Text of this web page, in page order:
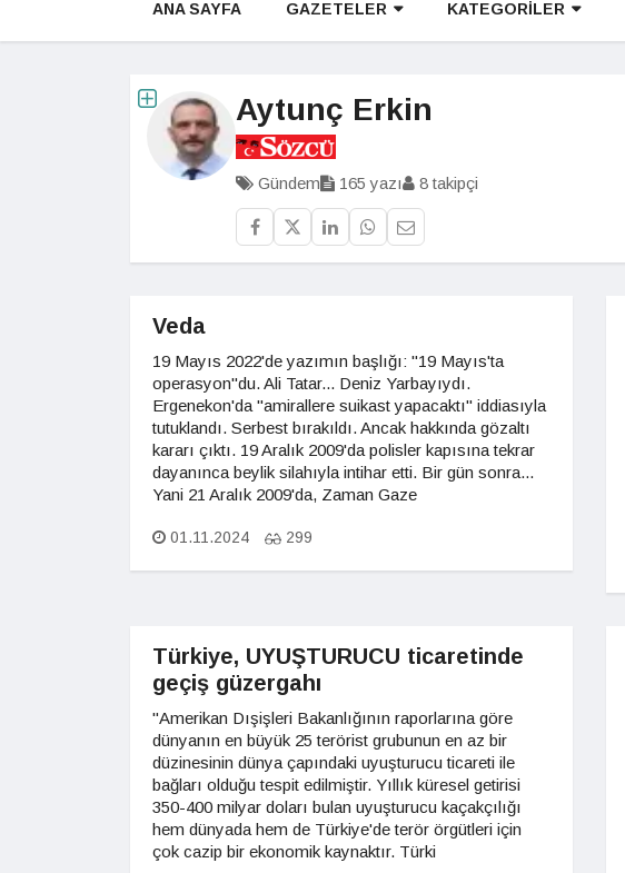
ANA SAYFA GAZETELER KATEGORİLER
Aytunç Erkin
Gündem 165 yazı 8 takipçi
Veda
19 Mayıs 2022'de yazımın başlığı: "19 Mayıs'ta
operasyon"du. Ali Tatar... Deniz Yarbayıydı.
Ergenekon'da "amirallere suikast yapacaktı" iddiasıyla
tutuklandı. Serbest bırakıldı. Ancak hakkında gözaltı
kararı çıktı. 19 Aralık 2009'da polisler kapısına tekrar
dayanınca beylik silahıyla intihar etti. Bir gün sonra...
Yani 21 Aralık 2009'da, Zaman Gaze
01.11.2024 299
Türkiye, UYUŞTURUCU ticaretinde
geçiş güzergahı
"Amerikan Dışişleri Bakanlığının raporlarına göre
dünyanın en büyük 25 terörist grubunun en az bir
düzinesinin dünya çapındaki uyuşturucu ticareti ile
bağları olduğu tespit edilmiştir. Yıllık küresel getirisi
350-400 milyar doları bulan uyuşturucu kaçakçılığı
hem dünyada hem de Türkiye'de terör örgütleri için
çok cazip bir ekonomik kaynaktır. Türki